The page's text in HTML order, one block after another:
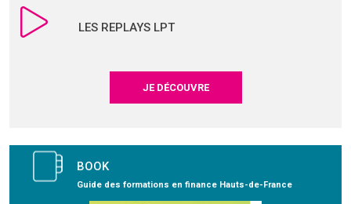
LES REPLAYS LPT
JE DÉCOUVRE
BOOK
Guide des formations en finance Hauts-de-France